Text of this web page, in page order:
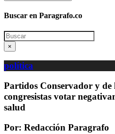
Buscar en Paragrafo.co
Search
×
política
Partidos Conservador y de
congresistas votar
salud
Por: Redacción Paragrafo